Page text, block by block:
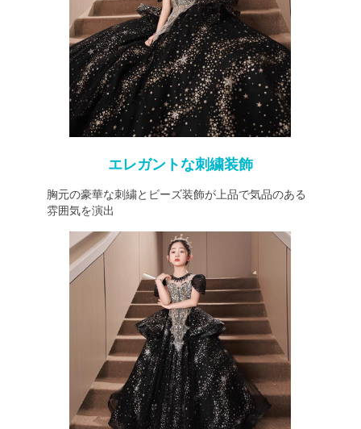
エレガントな刺繍装飾
胸元の豪華な刺繍とビーズ装飾が上品で気品のある
雰囲気を演出